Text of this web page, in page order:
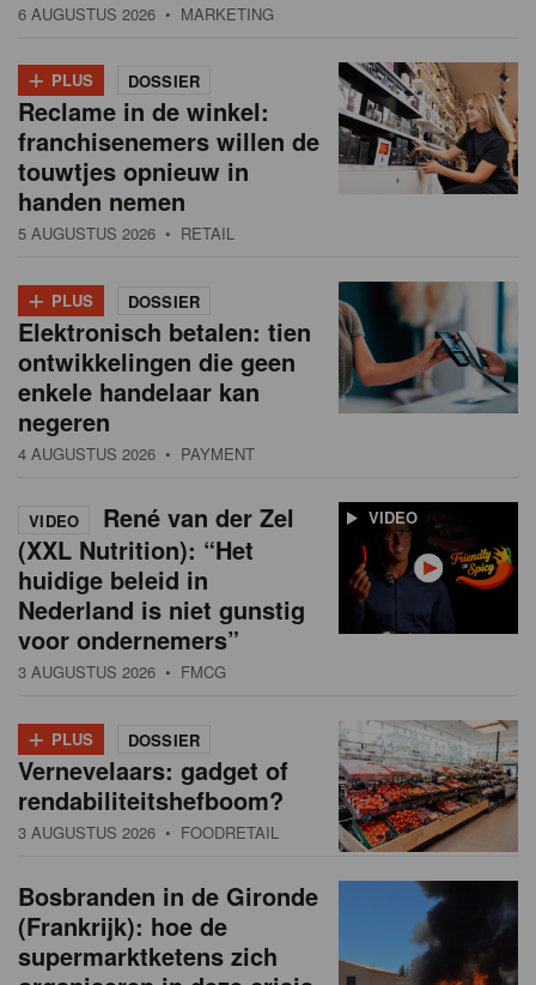
6 AUGUSTUS 2026 • MARKETING
+ PLUS DOSSIER
Reclame in de winkel:
franchisenemers willen de
touwtjes opnieuw in
handen nemen
5 AUGUSTUS 2026 • RETAIL
+ PLUS DOSSIER
Elektronisch betalen: tien
ontwikkelingen die geen
enkele handelaar kan
negeren
4 AUGUSTUS 2026 • PAYMENT
VIDEO
VIDEO
René van der Zel
(XXL Nutrition): “Het
huidige beleid in
Nederland is niet gunstig
voor ondernemers”
3 AUGUSTUS 2026 • FMCG
+ PLUS DOSSIER
Vernevelaars: gadget of
rendabiliteitshefboom?
3 AUGUSTUS 2026 • FOODRETAIL
Bosbranden in de Gironde
(Frankrijk): hoe de
supermarktketens zich